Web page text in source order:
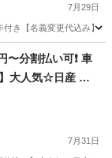
7月29日
付き【名義変更代込み
分割払い可❗️ 車
大人気☆日産 ル
ナビ付き☆
電動スライドド
☆フルオートエ
7月31日